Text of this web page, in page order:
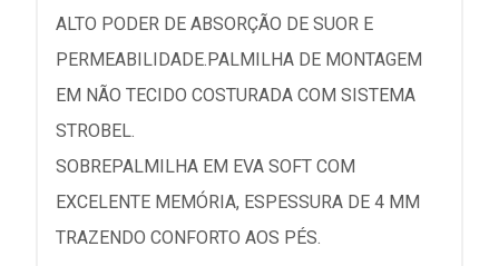
ALTO PODER DE ABSORÇÃO DE SUOR E
PERMEABILIDADE.PALMILHA DE MONTAGEM
EM NÃO TECIDO COSTURADA COM SISTEMA
STROBEL.
SOBREPALMILHA EM EVA SOFT COM
EXCELENTE MEMÓRIA, ESPESSURA DE 4 MM
TRAZENDO CONFORTO AOS PÉS.